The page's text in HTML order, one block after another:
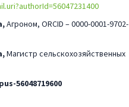
Агроном, ORCID – 0000-0001-9702-
Магистр сельскохозяйственных
56048719600